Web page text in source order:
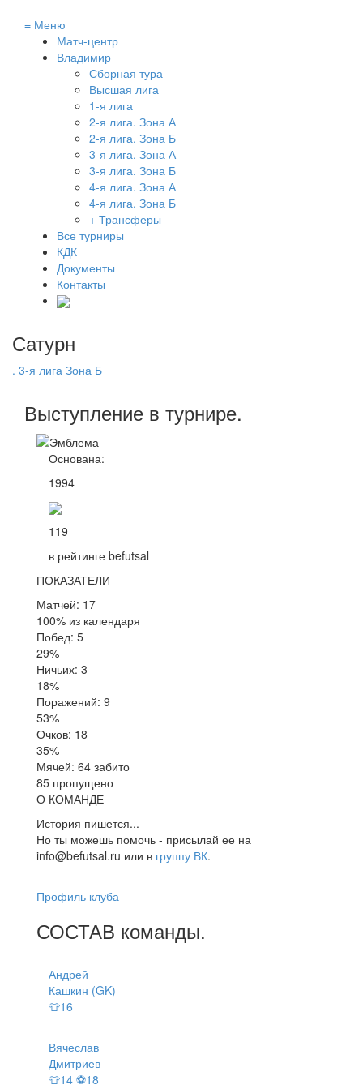
≡ Меню
Матч-центр
Владимир
Сборная тура
Высшая лига
1-я лига
2-я лига. Зона А
2-я лига. Зона Б
3-я лига. Зона А
3-я лига. Зона Б
4-я лига. Зона А
4-я лига. Зона Б
+ Трансферы
Все турниры
КДК
Документы
Контакты
Сатурн
. 3-я лига Зона Б
Выступление в турнире.
Основана:
1994
119
в рейтинге befutsal
ПОКАЗАТЕЛИ
Матчей: 17
100% из календаря
Побед: 5
29%
Ничьих: 3
18%
Поражений: 9
53%
Очков: 18
35%
Мячей: 64 забито
85 пропущено
О КОМАНДЕ
История пишется...
Но ты можешь помочь - присылай ее на
info@befutsal.ru или в группу ВК.
Профиль клуба
СОСТАВ команды.
Андрей
Кашкин (GK)
👕16
Вячеслав
Дмитриев
👕14 ⚽18